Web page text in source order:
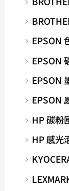
EPSON
EPSON
EPSON
EPSON
HP 碳粉
HP 感光